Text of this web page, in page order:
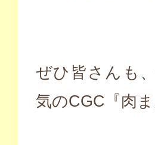
ぜひ皆さんも
気のCGC『肉